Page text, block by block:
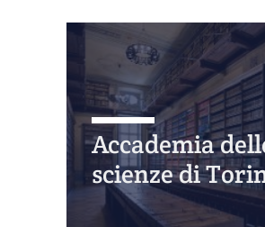
Accademia
scienze di